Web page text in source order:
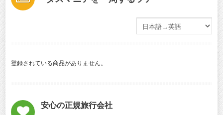
登録されている商品がありません。
安心の正規旅行会社